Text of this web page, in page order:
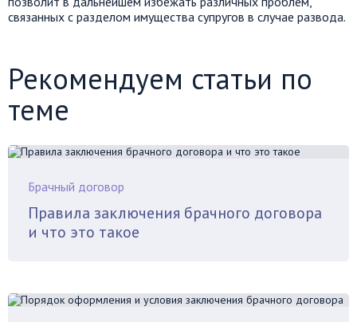
связанных с разделом имущества супругов в случае развода.
Рекомендуем статьи по
теме
Брачный договор
Правила заключения брачного договора
и что это такое